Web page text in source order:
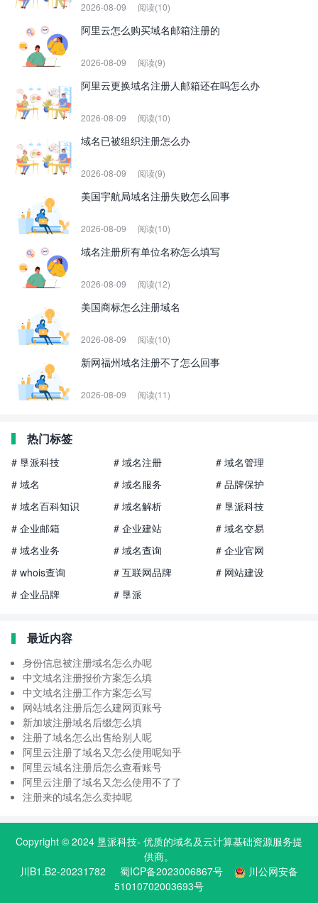
2026-08-09 阅读(10)
阿里云怎么购买域名邮箱注册的
2026-08-09 阅读(9)
阿里云更换域名注册人邮箱还在吗怎么办
2026-08-09 阅读(10)
域名已被组织注册怎么办
2026-08-09 阅读(9)
美国宇航局域名注册失败怎么回事
2026-08-09 阅读(10)
域名注册所有单位名称怎么填写
2026-08-09 阅读(12)
美国商标怎么注册域名
2026-08-09 阅读(10)
新网福州域名注册不了怎么回事
2026-08-09 阅读(11)
热门标签
# 垦派科技 # 域名注册
# 域名管理
# 域名
# 域名服务
# 品牌保护
# 域名百科知识
# 域名解析
# 垦派科技
# 企业邮箱
# 企业建站
# 域名交易
# 域名业务
# 域名查询
# 企业官网
# whois查询
# 互联网品牌
# 网站建设
# 企业品牌
# 垦派
最近内容
身份信息被注册域名怎么办呢
中文域名注册报价方案怎么填
中文域名注册工作方案怎么写
网站域名注册后怎么建网页账号
新加坡注册域名后缀怎么填
注册了域名怎么出售给别人呢
阿里云注册了域名又怎么使用呢知乎
阿里云域名注册后怎么查看账号
阿里云注册了域名又怎么使用不了了
注册来的域名怎么卖掉呢
Copyright © 2024 垦派科技- 优质的域名及云计算基础资源服务提
供商。
川B1.B2-20231782
蜀ICP备2023006867号
川公网安备
51010702003693号